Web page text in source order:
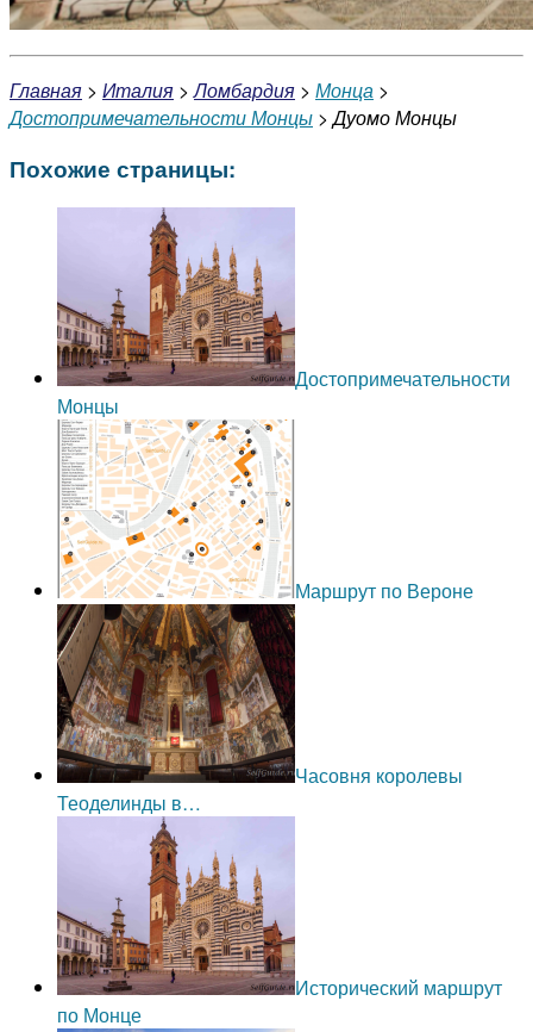
Главная > Италия >Ломбардия > Монца >
Достопримечательности Монцы > Дуомо Монцы
Похожие страницы:
Достопримечательности
Монцы
Маршрут по Вероне
Часовня королевы
Теоделинды в…
Исторический маршрут
по Монце